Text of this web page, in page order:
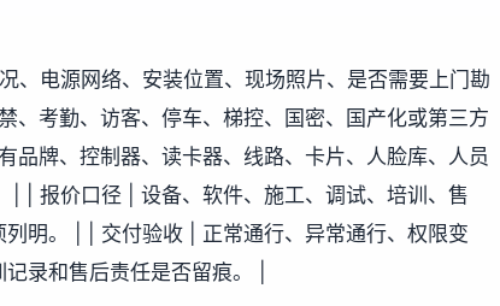
、电源网络、安装位置、现场照片、是否需要上门勘
、考勤、访客、停车、梯控、国密、国产化或第三方
品牌、控制器、读卡器、线路、卡片、人脸库、人员
| | 报价口径 | 设备、软件、施工、调试、培训、售
明。 | | 交付验收 | 正常通行、异常通行、权限变
录和售后责任是否留痕。 |